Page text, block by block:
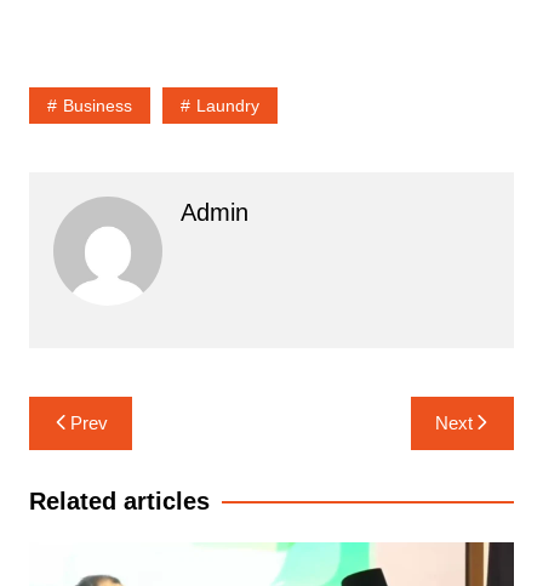
Business Laundry
Admin
Navigasi
pos
Prev Next
Related articles